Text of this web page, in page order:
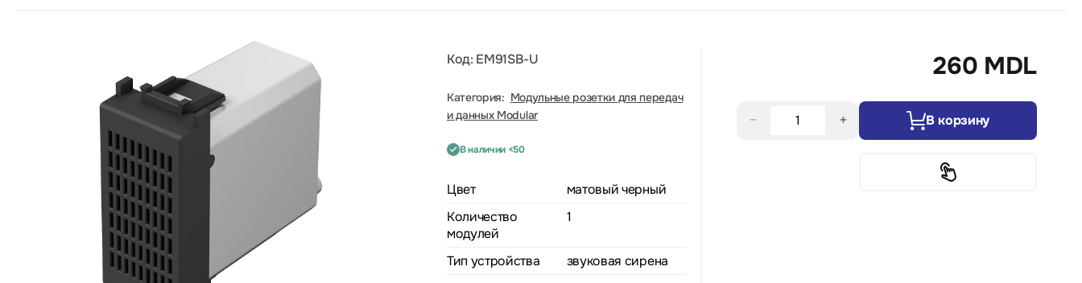
Код: EM91SB-U
Категория: Модульные розетки для передач
и данных Modular
В наличии <50
Цвет
матовый черный
Количество
модулей
1
Тип устройства звуковая сирена
260 MDL
− + В корзину